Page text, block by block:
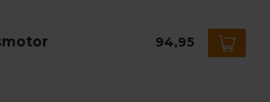
94,95